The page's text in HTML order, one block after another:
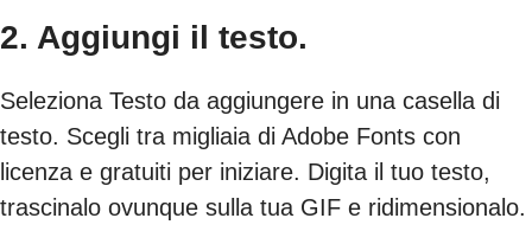
2. Aggiungi il testo.
Seleziona Testo da aggiungere in una casella di
testo. Scegli tra migliaia di Adobe Fonts con
licenza e gratuiti per iniziare. Digita il tuo testo,
trascinalo ovunque sulla tua GIF e ridimensionalo.